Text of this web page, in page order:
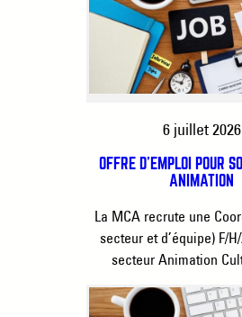
6 juillet 2026
OFFRE D’EMPLOI POUR
ANIMATION
La MCA recrute une
secteur et d’équipe) F/
secteur Animation